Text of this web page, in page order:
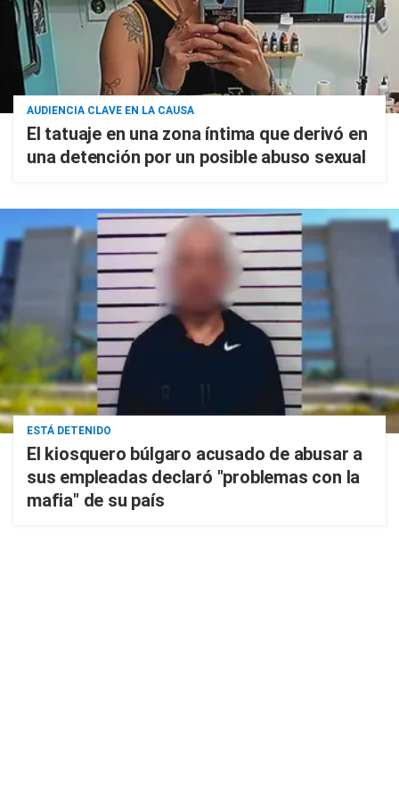
AUDIENCIA CLAVE EN LA CAUSA
El tatuaje en una zona íntima que derivó en
una detención por un posible abuso sexual
ESTÁ DETENIDO
El kiosquero búlgaro acusado de abusar a
sus empleadas declaró "problemas con la
mafia" de su país